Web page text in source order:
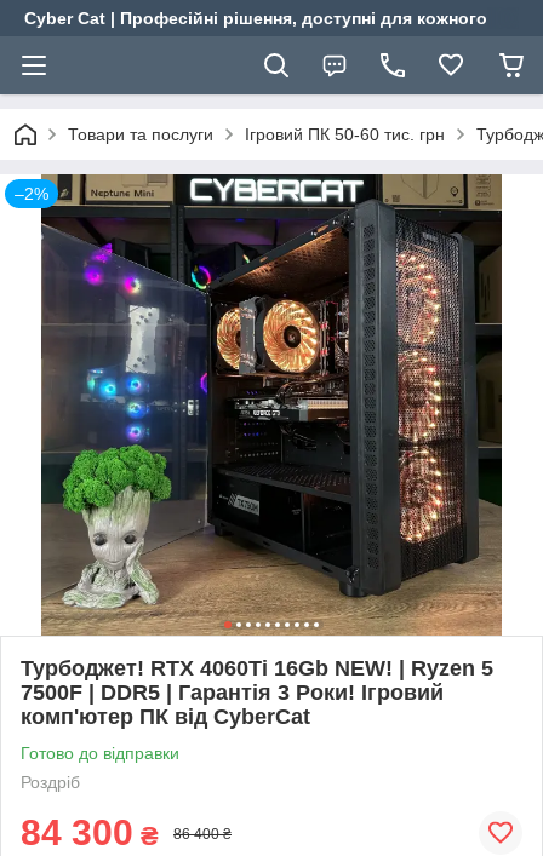
Cyber Cat | Професійні рішення, доступні для кожного
Товари та послуги Ігровий ПК 50-60 тис. грн
–2%
Турбоджет! RTX 4060Ti 16Gb NEW! | Ryzen 5
7500F | DDR5 | Гарантія 3 Роки! Ігровий
комп'ютер ПК від CyberCat
Готово до відправки
Роздріб
84 300 ₴ 86 400 ₴